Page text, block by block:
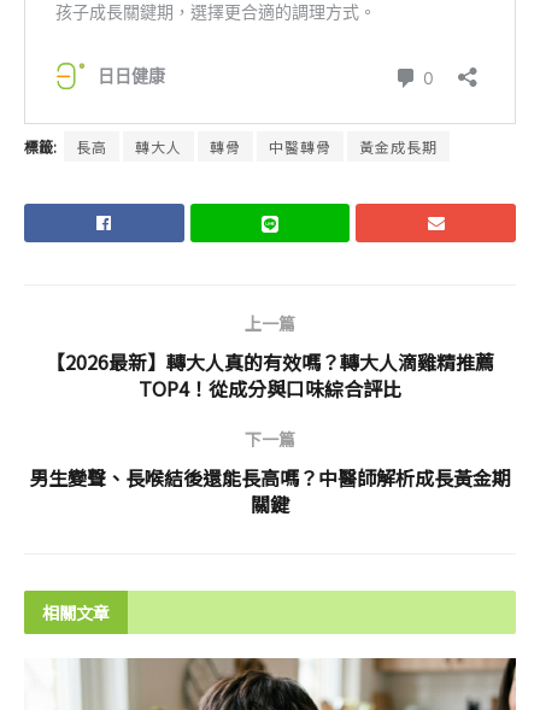
標籤: 長高 轉大人 轉骨 中醫轉骨 黃金成長期
上一篇
【2026最新】轉大人真的有效嗎？轉大人滴雞精推薦
TOP4！從成分與口味綜合評比
下一篇
男生變聲、長喉結後還能長高嗎？中醫師解析成長黃金期
關鍵
相關文章